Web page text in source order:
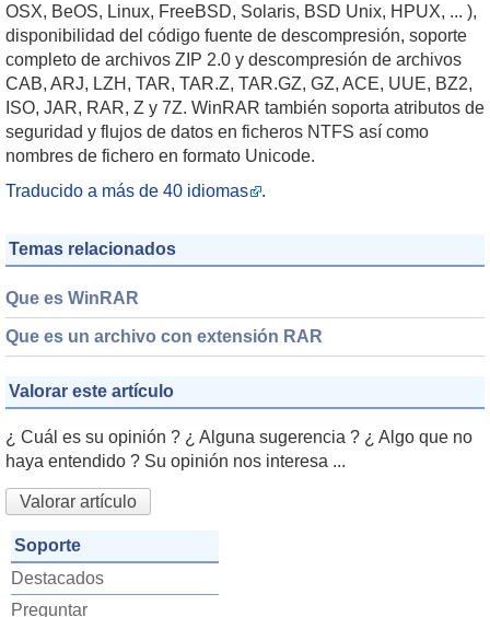
OSX, BeOS, Linux, FreeBSD, Solaris, BSD Unix, HPUX, ... ),
disponibilidad del código fuente de descompresión, soporte
completo de archivos ZIP 2.0 y descompresión de archivos
CAB, ARJ, LZH, TAR, TAR.Z, TAR.GZ, GZ, ACE, UUE, BZ2,
ISO, JAR, RAR, Z y 7Z. WinRAR también soporta atributos de
seguridad y flujos de datos en ficheros NTFS así como
nombres de fichero en formato Unicode.
Traducido a más de 40 idiomas
.
Temas relacionados
Que es WinRAR
Que es un archivo con extensión RAR
Valorar este artículo
¿ Cuál es su opinión ? ¿ Alguna sugerencia ? ¿ Algo que no
haya entendido ? Su opinión nos interesa ...
Valorar artículo
Soporte
Destacados
Preguntar